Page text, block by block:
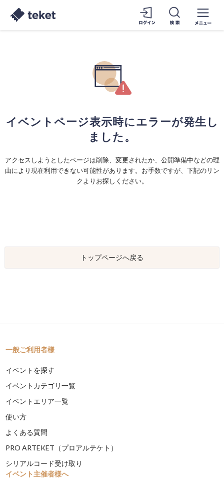
イベントページ表示時にエラーが発生し
ました。
アクセスしようとしたページは削除、変更されたか、公開準備中などの理
由により現在利用できない可能性があります。お手数ですが、下記のリン
クよりお探しください。
トップページへ戻る
一般ご利用者様
イベントを探す
イベントカテゴリ一覧
イベントエリア一覧
使い方
よくある質問
PRO ARTEKET（プロアルテケト）
シリアルコード受け取り
イベント主催者様へ